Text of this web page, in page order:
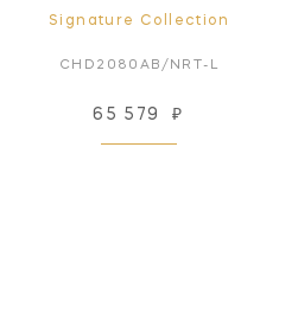
Signature Collection
CHD2080AB/NRT-L
65 579 ₽